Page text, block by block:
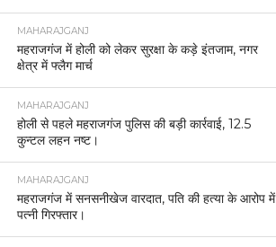
MAHARAJGANJ
महराजगंज में होली को लेकर सुरक्षा के कड़े इंतजाम, नगर
क्षेत्र में फ्लैग मार्च
MAHARAJGANJ
होली से पहले महराजगंज पुलिस की बड़ी कार्रवाई, 12.5
कुन्टल लहन नष्ट।
MAHARAJGANJ
महराजगंज में सनसनीखेज वारदात, पति की हत्या के आरोप में
पत्नी गिरफ्तार।